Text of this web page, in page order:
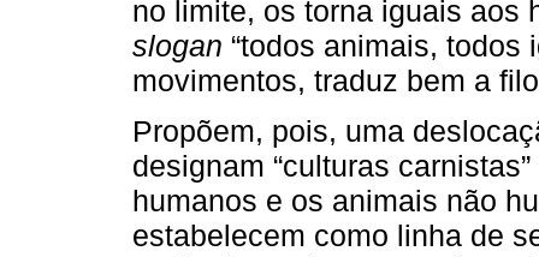
no limite, os torna iguais aos
slogan “todos animais, todos
movimentos, traduz bem a
Propõem, pois, uma
designam “culturas
humanos e os animais não
estabelecem como linha de